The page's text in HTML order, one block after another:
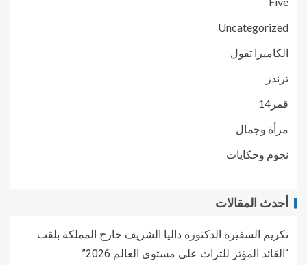
Uncategorized
الكاميرا تقول
ترندز
قمر14
مرأة وجمال
نجوم وحكايات
أحدث المقالات
تكريم السفيرة الدكتورة داليا الشريف خارج المملكة بلقب
“القائد المؤثر للتراث على مستوى العالم 2026”